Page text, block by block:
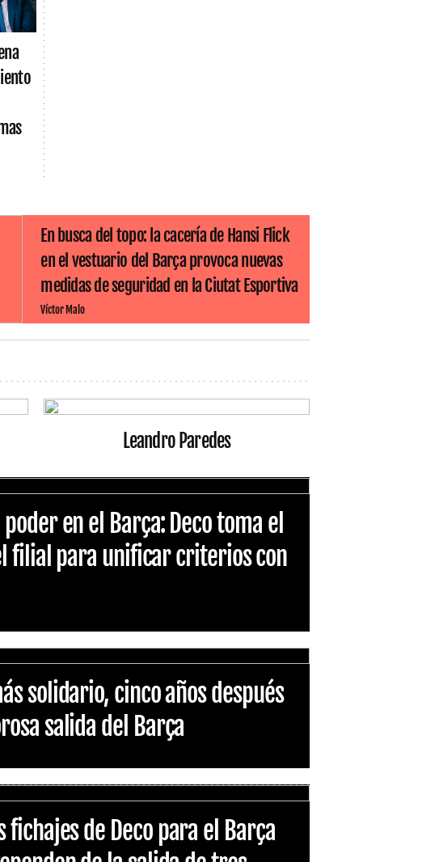
En busca del topo: la cacería de Hansi Flick
en el vestuario del Barça provoca nuevas
medidas de seguridad en la Ciutat Esportiva
Víctor Malo
Leandro Paredes
poder en el Barça: Deco toma el
filial para unificar criterios con
solidario, cinco años después
salida del Barça
fichajes de Deco para el Barça